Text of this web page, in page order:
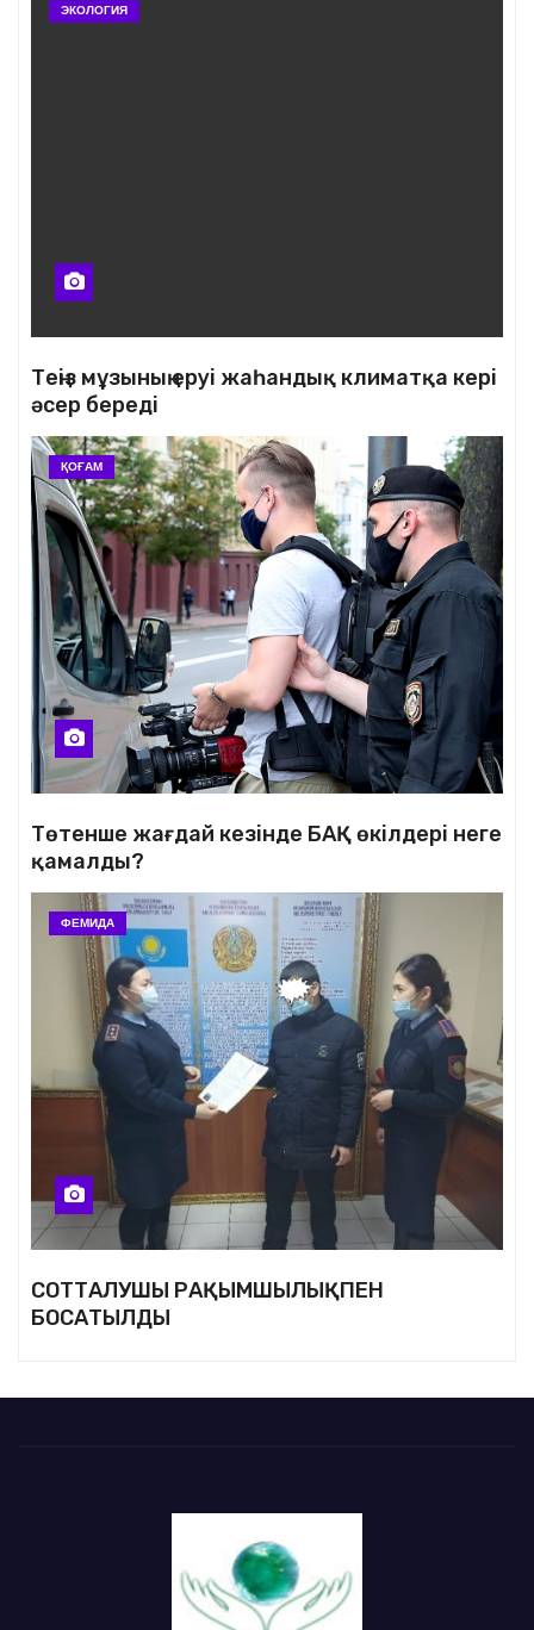
ЭКОЛОГИЯ
Теңіз мұзының еруі жаһандық климатқа кері
әсер береді
ҚОҒАМ
Төтенше жағдай кезінде БАҚ өкілдері неге
қамалды?
ФЕМИДА
СОТТАЛУШЫ РАҚЫМШЫЛЫҚПЕН
БОСАТЫЛДЫ